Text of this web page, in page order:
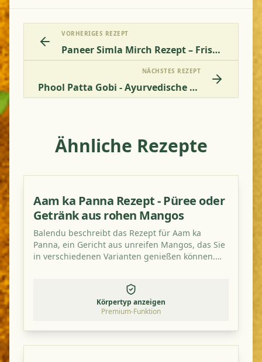
VORHERIGES REZEPT
Paneer Simla Mirch Rezept – Frischkäse Mit Paprika
NÄCHSTES REZEPT
Phool Patta Gobi - Ayurvedische Rezepte Für Kohl Und Blumenkohl
Ähnliche Rezepte
Aam ka Panna Rezept - Püree oder
Getränk aus rohen Mangos
Balendu beschreibt das Rezept für Aam ka
Panna, ein Gericht aus unreifen Mangos, das Sie
in verschiedenen Varianten genießen können.
Körpertyp anzeigen
Premium-Funktion